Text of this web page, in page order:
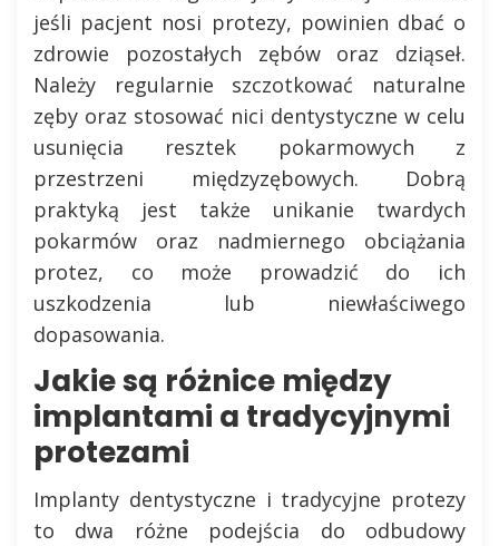
jeśli pacjent nosi protezy, powinien dbać o
zdrowie pozostałych zębów oraz dziąseł.
Należy regularnie szczotkować naturalne
zęby oraz stosować nici dentystyczne w celu
usunięcia resztek pokarmowych z
przestrzeni międzyzębowych. Dobrą
praktyką jest także unikanie twardych
pokarmów oraz nadmiernego obciążania
protez, co może prowadzić do ich
uszkodzenia lub niewłaściwego
dopasowania.
Jakie są różnice między
implantami a tradycyjnymi
protezami
Implanty dentystyczne i tradycyjne protezy
to dwa różne podejścia do odbudowy